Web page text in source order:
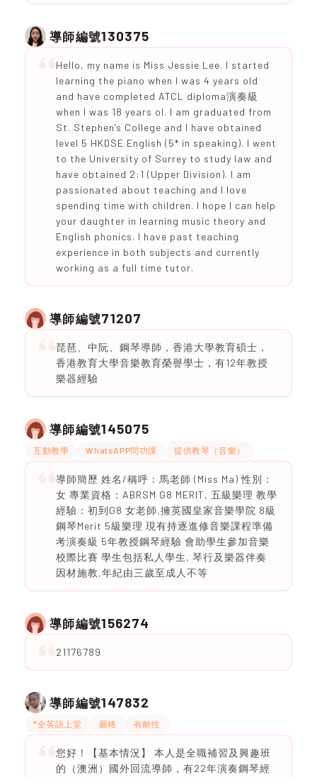
導師編號130375
Hello, my name is Miss Jessie Lee. I started
learning the piano when I was 4 years old
and have completed ATCL diploma演奏級
when I was 18 years ol. I am graduated from
St. Stephen’s College and I have obtained
level 5 HKDSE English (5* in speaking). I went
to the University of Surrey to study law and
have obtained 2:1 (Upper Division). I am
passionated about teaching and I love
spending time with children. I hope I can help
your daughter in learning music theory and
English phonics. I have past teaching
experience in both subjects and currently
working as a full time tutor.
導師編號71207
琵琶、中阮、鋼琴導師，香港大學教育碩士，
香港教育大學音樂教育榮譽學士，有12年教授
樂器經驗
導師編號145075
互動教學 WhatsAPP問功課 提供教琴（音樂）
導師簡歷 姓名/稱呼：馬老師 (Miss Ma) 性別：
女 專業資格：ABRSM G8 MERIT, 五級樂理 教學
經驗：初到G8 女老師,擁英國皇家音樂學院 8級
鋼琴Merit 5級樂理 現有持逐進修音樂課程準備
考演奏級 5年教授鋼琴經驗 會助學生參加音樂
校際比賽 學生包括私人學生, 琴行及樂器伴奏
因材施教,年紀由三歲至成人不等
導師編號156274
21176789
導師編號147832
*全英語上堂 嚴格 有耐性
您好！【基本情況】 本人是全職補習及興趣班
的（澳洲）國外回流導師，有22年演奏鋼琴經